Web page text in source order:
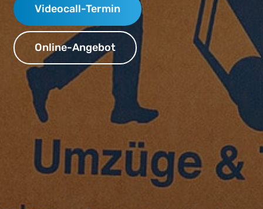
Videocall-Termin
Online-Angebot